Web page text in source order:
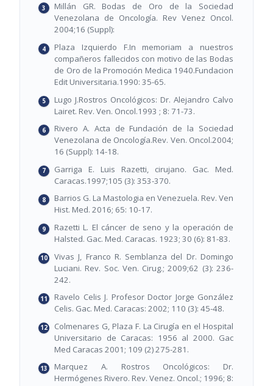
Millán GR. Bodas de Oro de la Sociedad
Venezolana de Oncología. Rev Venez Oncol.
2004;16 (Suppl):
Plaza Izquierdo F.In memoriam a nuestros
compañeros fallecidos con motivo de las Bodas
de Oro de la Promoción Medica 1940.Fundacion
Edit Universitaria.1990: 35-65.
Lugo J.Rostros Oncológicos: Dr. Alejandro Calvo
Lairet. Rev. Ven. Oncol.1993 ; 8: 71-73.
Rivero A. Acta de Fundación de la Sociedad
Venezolana de Oncología.Rev. Ven. Oncol.2004;
16 (Suppl): 14-18.
Garriga E. Luis Razetti, cirujano. Gac. Med.
Caracas.1997;105 (3): 353-370.
Barrios G. La Mastologia en Venezuela. Rev. Ven
Hist. Med. 2016; 65: 10-17.
Razetti L. El cáncer de seno y la operación de
Halsted. Gac. Med. Caracas. 1923; 30 (6): 81-83.
Vivas J, Franco R. Semblanza del Dr. Domingo
Luciani. Rev. Soc. Ven. Cirug.; 2009;62 (3): 236-
242.
Ravelo Celis J. Profesor Doctor Jorge González
Celis. Gac. Med. Caracas: 2002; 110 (3): 45-48.
Colmenares G, Plaza F. La Cirugía en el Hospital
Universitario de Caracas: 1956 al 2000. Gac
Med Caracas 2001; 109 (2) 275-281.
Marquez A. Rostros Oncológicos: Dr.
Hermógenes Rivero. Rev. Venez. Oncol.; 1996; 8: